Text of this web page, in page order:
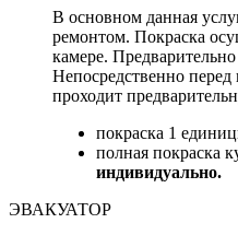
В основном данная
ремонтом. Покраска
камере.
Непосредственно перед
проходит
покраска 1
полная покраска
индивидуально.
ЭВАКУАТОР